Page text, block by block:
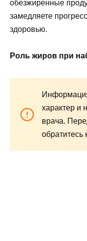
обезжиренные
замедляете
здоровью.
Роль жиров при
характер и
врача.
обратитесь